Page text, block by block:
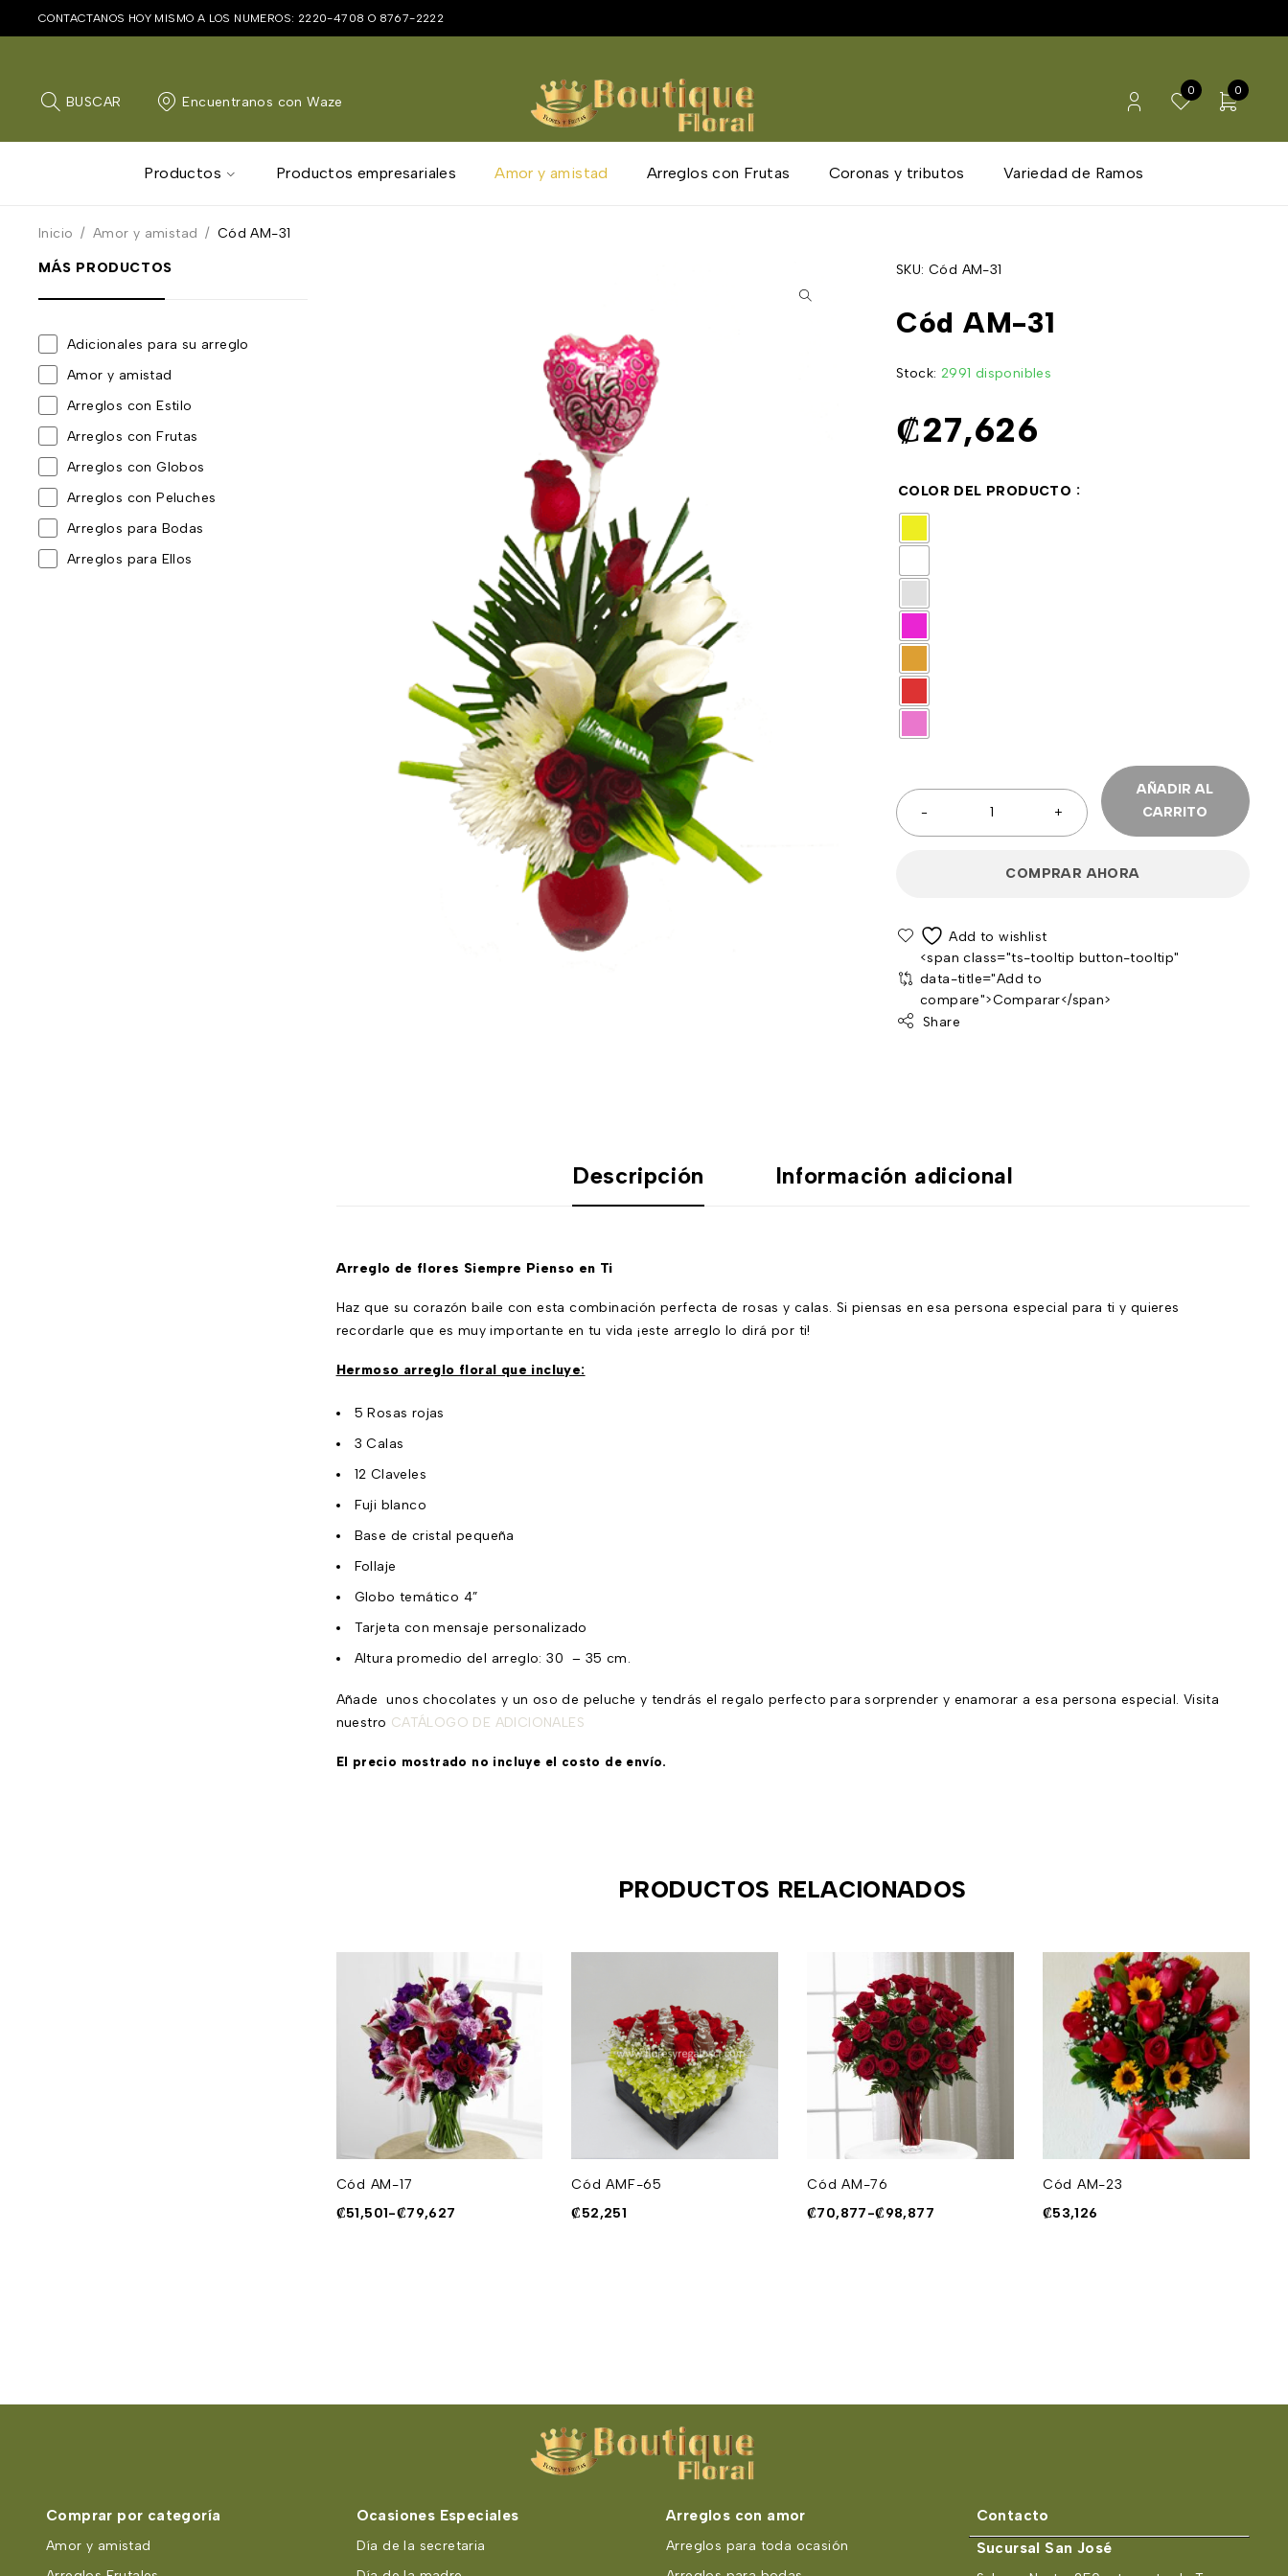
CONTACTANOS HOY MISMO A LOS NUMEROS: 2220-4708 O 8767-2222
BUSCAR Encuentranos con Waze
0 0
Productos Productos empresariales Amor y amistad Arreglos con Frutas Coronas y tributos Variedad de Ramos
Inicio / Amor y amistad / Cód AM-31
MÁS PRODUCTOS
Adicionales para su arreglo
Amor y amistad
Arreglos con Estilo
Arreglos con Frutas
Arreglos con Globos
Arreglos con Peluches
Arreglos para Bodas
Arreglos para Ellos
SKU: Cód AM-31
Cód AM-31
Stock: 2991 disponibles
₡27,626
COLOR DEL PRODUCTO
AÑADIR AL
CARRITO
COMPRAR AHORA
<span class="ts-tooltip button-tooltip"
data-title="Add to
compare">Comparar</span>
Share
Descripción Información adicional
Arreglo de flores Siempre Pienso en Ti
Haz que su corazón baile con esta combinación perfecta de rosas y calas. Si piensas en esa persona especial para ti y quieres
recordarle que es muy importante en tu vida ¡este arreglo lo dirá por ti!
Hermoso arreglo floral que incluye:
5 Rosas rojas
3 Calas
12 Claveles
Fuji blanco
Base de cristal pequeña
Follaje
Globo temático 4”
Tarjeta con mensaje personalizado
Altura promedio del arreglo: 30 – 35 cm.
Añade unos chocolates y un oso de peluche y tendrás el regalo perfecto para sorprender y enamorar a esa persona especial. Visita
nuestro CATÁLOGO DE ADICIONALES
El precio mostrado n o incluye el costo de envío.
PRODUCTOS RELACIONADOS
Cód AM-17
₡51,501-₡79,627
Cód AMF-65
₡52,251
Cód AM-76
₡70,877-₡98,877
Cód AM-23
₡53,126
Comprar por categoría
Amor y amistad
Ocasiones Especiales
Día de la secretaria
Arreglos con amor
Arreglos para toda ocasión
Contacto
Sucursal San José